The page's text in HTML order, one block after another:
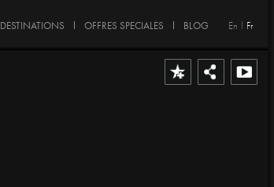
DESTINATIONS OFFRES SPECIALES BLOG En Fr